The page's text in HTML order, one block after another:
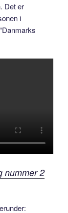
Det er
i
nummer 2